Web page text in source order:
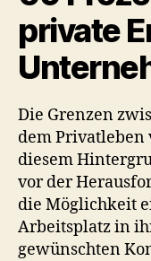
private
Die Grenzen
dem Privatleben
diesem
vor der
die Möglichkeit
Arbeitsplatz in
gewünschten